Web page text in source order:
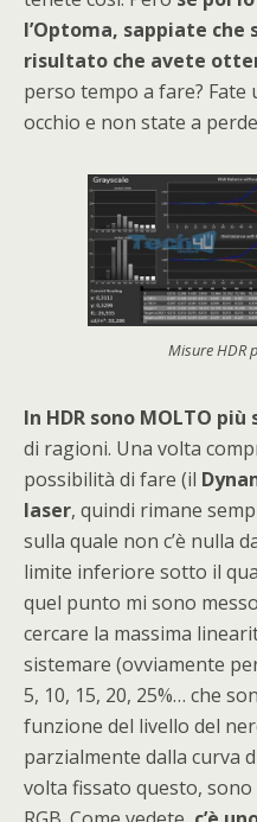
l’Optoma, sappiate che
risultato che avete
perso tempo a fare? Fate
occhio e non state a
Misure HDR
In HDR sono MOLTO
di ragioni. Una volta
possibilità di fare (il
laser, quindi rimane
sulla quale non c’è nulla
limite inferiore sotto il
quel punto mi sono
cercare la massima
sistemare (ovviamente
5, 10, 15, 20, 25%… che
funzione del livello del
parzialmente dalla curva
volta fissato questo,